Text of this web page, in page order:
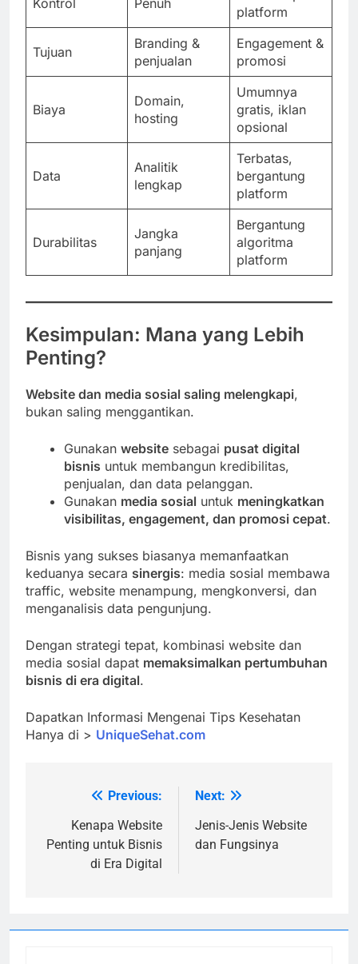
Kontrol Penuh
platform
Tujuan
Branding &
penjualan
Engagement &
promosi
Biaya
Domain,
hosting
Umumnya
gratis, iklan
opsional
Data
Analitik
lengkap
Terbatas,
bergantung
platform
Durabilitas
Jangka
panjang
Bergantung
algoritma
platform
Kesimpulan: Mana yang Lebih
Penting?
Website dan media sosial saling melengkapi,
bukan saling menggantikan.
Gunakan website sebagai pusat digital
bisnis untuk membangun kredibilitas,
penjualan, dan data pelanggan.
Gunakan media sosial untuk meningkatkan
visibilitas, engagement, dan promosi cepat.
Bisnis yang sukses biasanya memanfaatkan
keduanya secara sinergis: media sosial membawa
traffic, website menampung, mengkonversi, dan
menganalisis data pengunjung.
Dengan strategi tepat, kombinasi website dan
media sosial dapat memaksimalkan pertumbuhan
bisnis di era digital.
Dapatkan Informasi Mengenai Tips Kesehatan
Hanya di > UniqueSehat.com
navigation
Previous:
Kenapa Website
Penting untuk Bisnis
di Era Digital
Next:
Jenis-Jenis Website
dan Fungsinya